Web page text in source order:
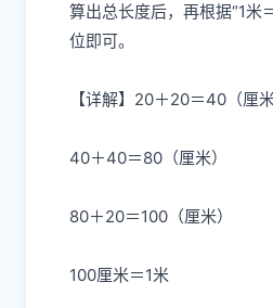
算出总长度后，再根据“1米
位即可。
【详解】20＋20＝40（厘米
40＋40＝80（厘米）
80＋20＝100（厘米）
100厘米＝1米